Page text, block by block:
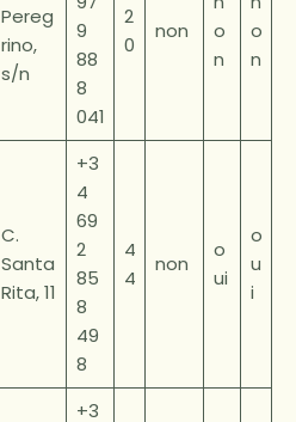
Pereg
rino,
s/n
9
88
8
041
2
0
non
o
n
o
n
C.
Santa
Rita, 11
+3
4
69
2
85
8
49
8
4
4
non
o
ui
o
u
i
+3